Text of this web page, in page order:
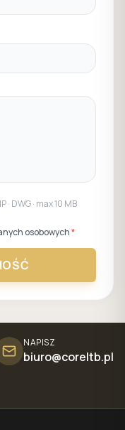
· DWG · max 10 MB
osobowych*
NAPISZ
biuro@coreltb.pl